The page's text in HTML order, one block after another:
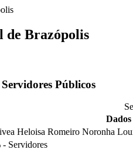
Brazópolis
Públicos
Heloisa Romeiro Noronha
Servidores